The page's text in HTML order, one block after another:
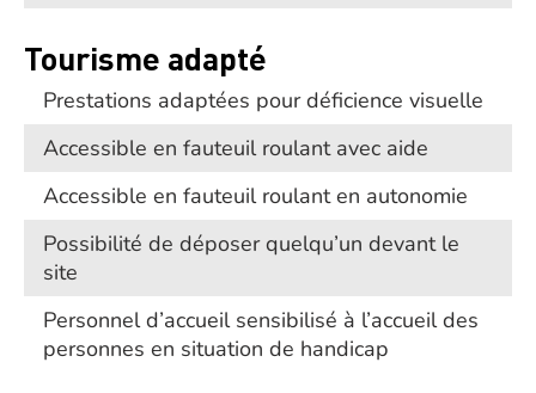
Tourisme adapté
Prestations adaptées pour déficience visuelle
Accessible en fauteuil roulant avec aide
Accessible en fauteuil roulant en autonomie
Possibilité de déposer quelqu’un devant le
site
Personnel d’accueil sensibilisé à l’accueil des
personnes en situation de handicap